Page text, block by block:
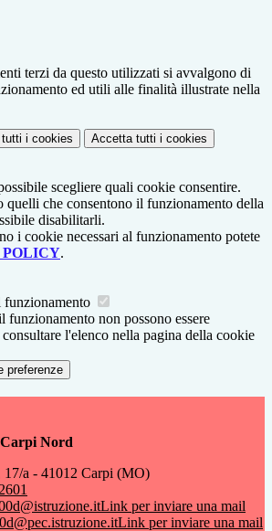
terzi da questo utilizzati si avvalgono di
ed utili alle finalità illustrate nella
tutti i cookies Accetta tutti i cookies
scegliere quali cookie consentire.
quelli che consentono il funzionamento della
disabilitarli.
i cookie necessari al funzionamento potete
POLICY.
funzionamento
funzionamento non possono essere
l'elenco nella pagina della cookie
preferenze
Nord
17/a - 41012 Carpi (MO)
Link per inviare una mail
Link per inviare una mail